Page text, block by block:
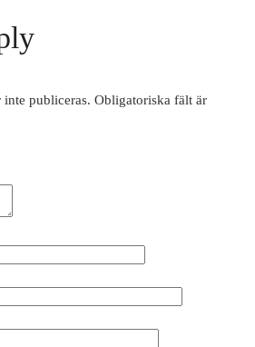
inte publiceras. Obligatoriska fält är